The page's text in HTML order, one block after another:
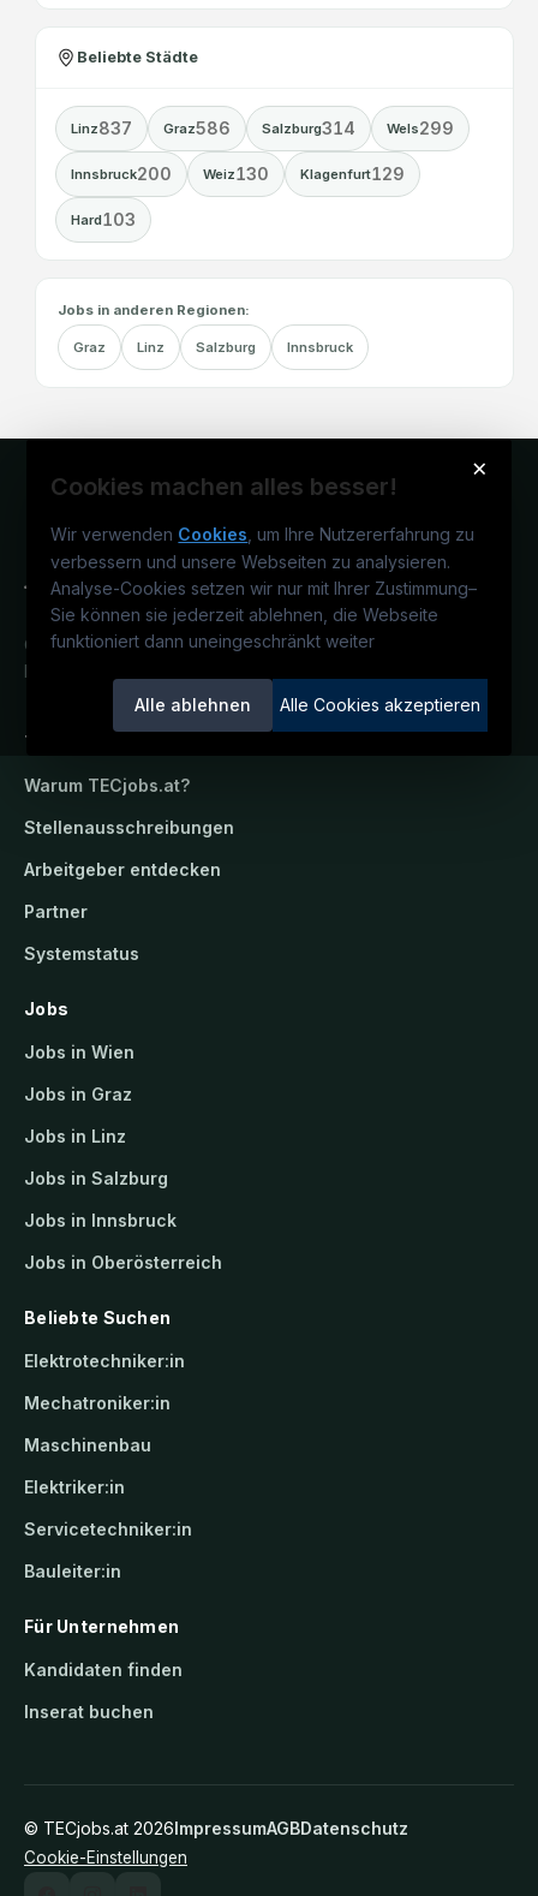
Beliebte Städte
Linz837 Graz586 Salzburg314 Wels299
Innsbruck200 Weiz130 Klagenfurt129
Hard103
Jobs in anderen Regionen:
Graz Linz Salzburg Innsbruck
×
Cookies machen alles besser!
Wir verwenden Cookies , um Ihre Nutzererfahrung zu
verbessern und unsere Webseiten zu analysieren.
Analyse-Cookies setzen wir nur mit Ihrer Zustimmung–
Sie können sie jederzeit ablehnen, die Webseite
funktioniert dann uneingeschränkt weiter
Alle ablehnen Alle Cookies akzeptieren
Österreichs technisches Karriereportal.
Ein Service der candidatis GmbH.
TECjobs.at
Warum TECjobs.at?
Stellenausschreibungen
Arbeitgeber entdecken
Partner
Systemstatus
Jobs
Jobs in Wien
Jobs in Graz
Jobs in Linz
Jobs in Salzburg
Jobs in Innsbruck
Jobs in Oberösterreich
Beliebte Suchen
Elektrotechniker:in
Mechatroniker:in
Maschinenbau
Elektriker:in
Servicetechniker:in
Bauleiter:in
Für Unternehmen
Kandidaten finden
Inserat buchen
© TECjobs.at 2026ImpressumAGBDatenschutz
Cookie-Einstellungen